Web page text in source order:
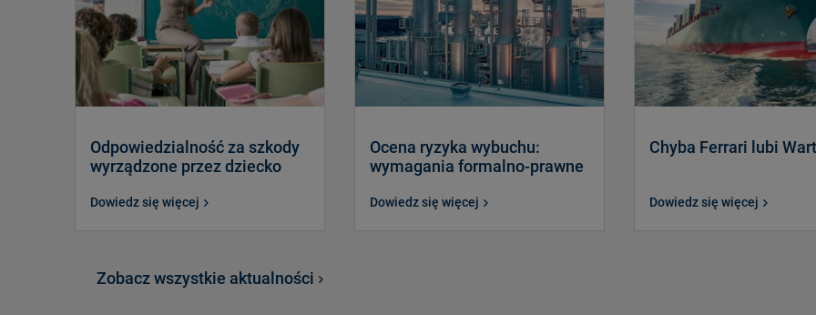
Odpowiedzialność za szkody
wyrządzone przez dziecko
Dowiedz się więcej
Ocena ryzyka wybuchu:
wymagania formalno-prawne
Dowiedz się więcej
Chyba Ferrari lubi
Dowiedz się więcej
Zobacz wszystkie aktualności